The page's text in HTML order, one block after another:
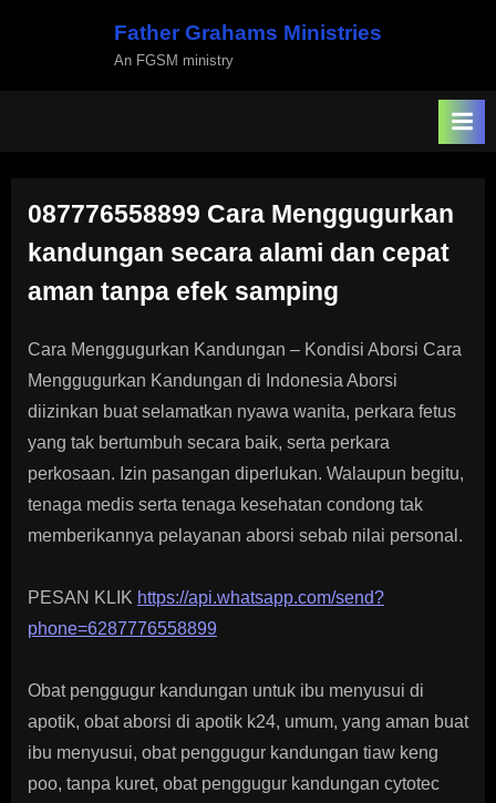
Father Grahams Ministries
An FGSM ministry
087776558899 Cara Menggugurkan
kandungan secara alami dan cepat
aman tanpa efek samping
Cara Menggugurkan Kandungan – Kondisi Aborsi Cara
Menggugurkan Kandungan di Indonesia Aborsi
diizinkan buat selamatkan nyawa wanita, perkara fetus
yang tak bertumbuh secara baik, serta perkara
perkosaan. Izin pasangan diperlukan. Walaupun begitu,
tenaga medis serta tenaga kesehatan condong tak
memberikannya pelayanan aborsi sebab nilai personal.
PESAN KLIK https://api.whatsapp.com/send?
phone=6287776558899
Obat penggugur kandungan untuk ibu menyusui di
apotik, obat aborsi di apotik k24, umum, yang aman buat
ibu menyusui, obat penggugur kandungan tiaw keng
poo, tanpa kuret, obat penggugur kandungan cytotec